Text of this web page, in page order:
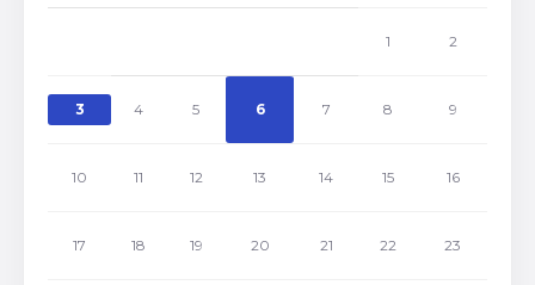
1 2
3 4 5 6 7 8 9
10 11 12 13 14 15 16
17 18 19 20 21 22 23